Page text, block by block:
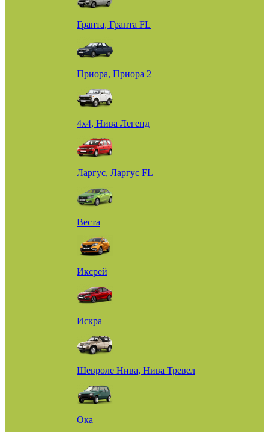
Гранта, Гранта FL
Приора, Приора 2
4х4, Нива Легенд
Ларгус, Ларгус FL
Веста
Иксрей
Искра
Шевроле Нива, Нива Тревел
Ока